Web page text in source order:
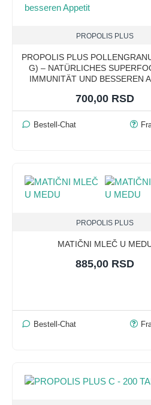
PROPOLIS PLUS
PROPOLIS PLUS
G) – NATÜRLICHES
IMMUNITÄT UND BESSEREN
700,00 RSD
Bestell-Chat
PROPOLIS PLUS
MATIČNI MLEČ U
885,00 RSD
Bestell-Chat